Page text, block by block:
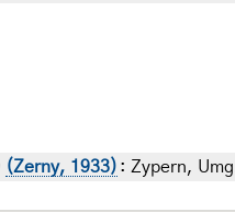
(Zerny, 1933) : Zypern,